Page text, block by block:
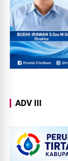
ADV III